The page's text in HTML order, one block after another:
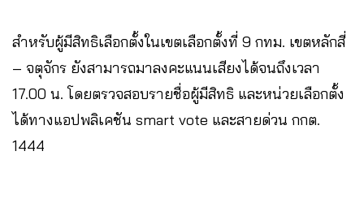
สำหรับผู้มีสิทธิเลือกตั้งในเขตเลือกตั้งที่ 9 กทม. เขตหลักสี่
– จตุจักร ยังสามารถมาลงคะแนนเสียงได้จนถึงเวลา
17.00 น. โดยตรวจสอบรายชื่อผู้มีสิทธิ และหน่วยเลือกตั้ง
ได้ทางแอปพลิเคชัน smart vote และสายด่วน กกต.
1444